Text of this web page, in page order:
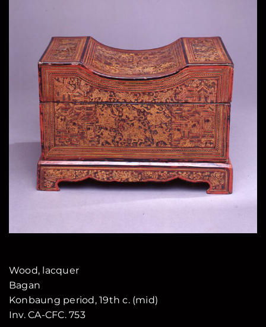
Wood, lacquer
Bagan
Konbaung period, 19th c. (mid)
Inv. CA-CFC. 753